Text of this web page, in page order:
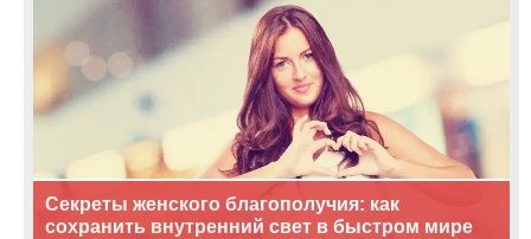
Секреты женского благополучия: как
сохранить внутренний свет в быстром мире